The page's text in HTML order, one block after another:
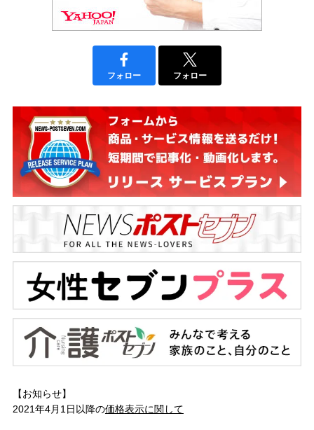
フォロー フォロー
【お知らせ】
2021年4月1日以降の価格表示に関して